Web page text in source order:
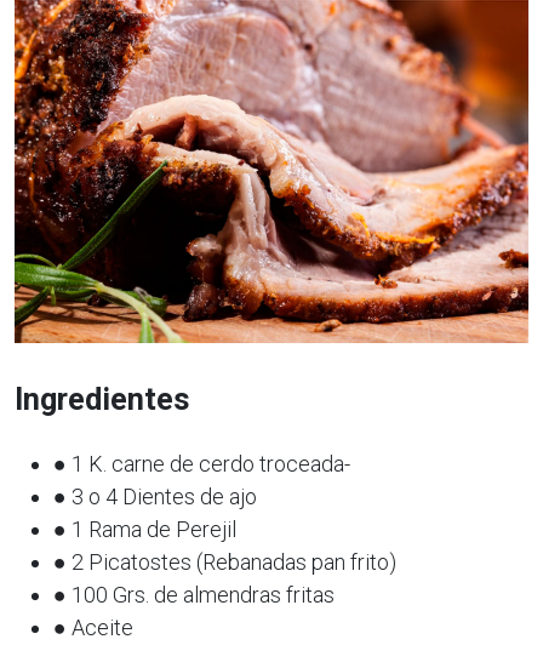
Ingredientes
● 1 K. carne de cerdo troceada-
● 3 o 4 Dientes de ajo
● 1 Rama de Perejil
● 2 Picatostes (Rebanadas pan frito)
● 100 Grs. de almendras fritas
● Aceite